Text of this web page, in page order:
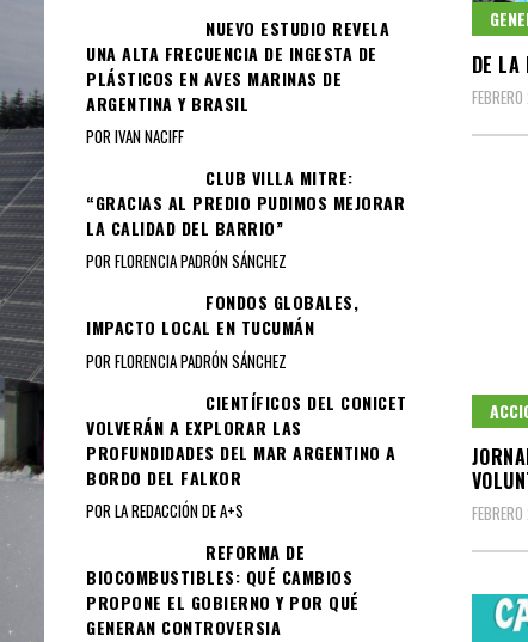
DE LA
NUEVO ESTUDIO REVELA
UNA ALTA FRECUENCIA DE INGESTA DE
PLÁSTICOS EN AVES MARINAS DE
ARGENTINA Y BRASIL
POR IVAN NACIFF
CLUB VILLA MITRE:
“GRACIAS AL PREDIO PUDIMOS MEJORAR
LA CALIDAD DEL BARRIO”
POR FLORENCIA PADRÓN SÁNCHEZ
FONDOS GLOBALES,
IMPACTO LOCAL EN TUCUMÁN
POR FLORENCIA PADRÓN SÁNCHEZ
CIENTÍFICOS DEL CONICET
VOLVERÁN A EXPLORAR LAS
PROFUNDIDADES DEL MAR ARGENTINO A
BORDO DEL FALKOR
POR LA REDACCIÓN DE A+S
REFORMA DE
BIOCOMBUSTIBLES: QUÉ CAMBIOS
PROPONE EL GOBIERNO Y POR QUÉ
GENERAN CONTROVERSIA